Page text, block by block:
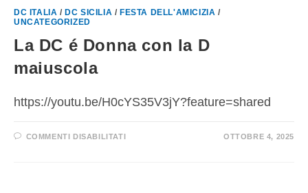
DC ITALIA / DC SICILIA / FESTA DELL'AMICIZIA /
UNCATEGORIZED
La DC é Donna con la D
maiuscola
https://youtu.be/H0cYS35V3jY?feature=shared
COMMENTI DISABILITATI OTTOBRE 4, 2025